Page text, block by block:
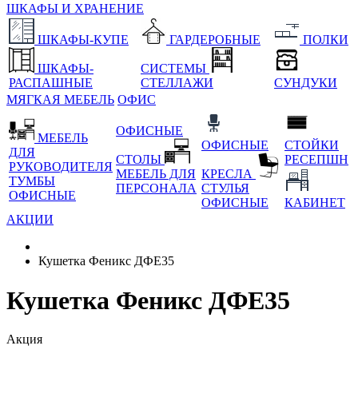
ШКАФЫ И ХРАНЕНИЕ
ШКАФЫ-КУПЕ
ШКАФЫ-
РАСПАШНЫЕ
ГАРДЕРОБНЫЕ
СИСТЕМЫ
СТЕЛЛАЖИ
ПОЛКИ
СУНДУКИ
МЯГКАЯ МЕБЕЛЬ ОФИС
МЕБЕЛЬ
ДЛЯ
РУКОВОДИТЕЛЯ
ТУМБЫ
ОФИСНЫЕ
ОФИСНЫЕ
СТОЛЫ
МЕБЕЛЬ ДЛЯ
ПЕРСОНАЛА
ОФИСНЫЕ
КРЕСЛА
СТУЛЬЯ
ОФИСНЫЕ
СТОЙКИ
РЕСЕПШН
КАБИНЕТ
АКЦИИ
Кушетка Феникс ДФЕ35
Кушетка Феникс ДФЕ35
Акция